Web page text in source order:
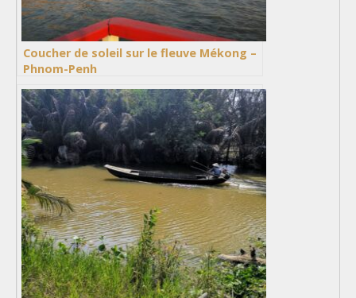
Coucher de soleil sur le fleuve Mékong –
Phnom-Penh